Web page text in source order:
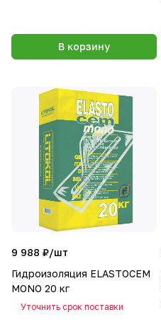
В корзину
9 988 ₽/шт
Гидроизоляция ELASTOCEM
MONO 20 кг
Уточнить срок поставки